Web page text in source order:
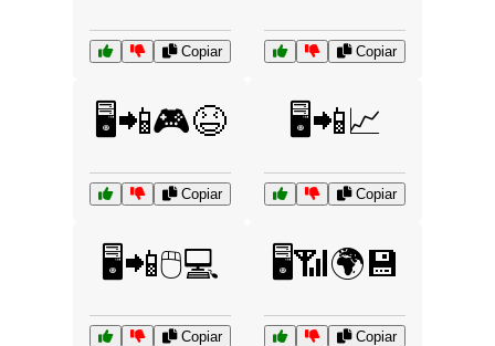
Copiar Copiar
🖥️📲🎮😆
Copiar
🖥️📲📈
Copiar
🖥️📲🖱️💻
Copiar
🖥️📶🌍💾
Copiar